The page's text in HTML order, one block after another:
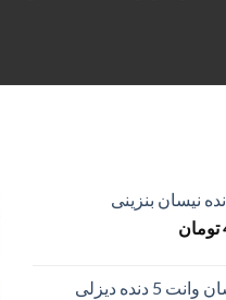
تومان
گیربکس نیسان وانت 5 دنده دیزلی